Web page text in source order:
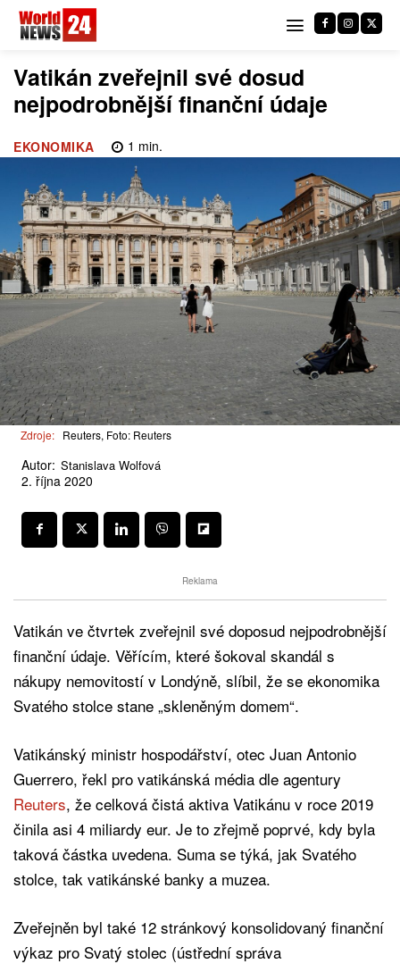
Vatikán zveřejnil své dosud
nejpodrobnější finanční údaje
EKONOMIKA 1 min.
Zdroje: Reuters, Foto: Reuters
Autor: Stanislava Wolfová
2. října 2020
Reklama
Vatikán ve čtvrtek zveřejnil své doposud nejpodrobnější
finanční údaje. Věřícím, které šokoval skandál s
nákupy nemovitostí v Londýně, slíbil, že se ekonomika
Svatého stolce stane „skleněným domem“.
Vatikánský ministr hospodářství, otec Juan Antonio
Guerrero, řekl pro vatikánská média dle agentury
Reuters, že celková čistá aktiva Vatikánu v roce 2019
činila asi 4 miliardy eur. Je to zřejmě poprvé, kdy byla
taková částka uvedena. Suma se týká, jak Svatého
stolce, tak vatikánské banky a muzea.
Zveřejněn byl také 12 stránkový konsolidovaný finanční
výkaz pro Svatý stolec (ústřední správa